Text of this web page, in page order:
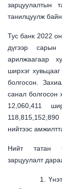
зарцуулалтын
танилцуулж
Тус банк 2022
дүгээр
арилжаагаар
ширхэг
болгосон.
санал болгосон
12,060,411
нийтээс
Нийт татан
зарцуулалт
1. Үнэт цаас